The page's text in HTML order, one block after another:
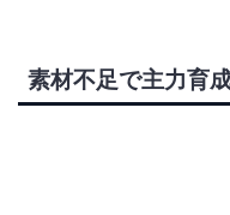
素材不足で主力育